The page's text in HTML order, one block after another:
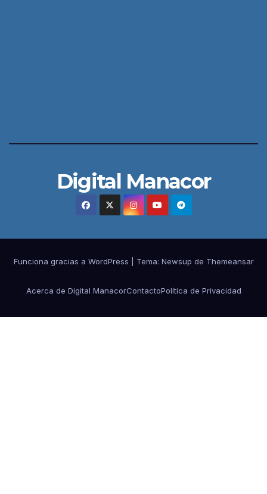
Digital Manacor
Funciona gracias a WordPress Tema: Newsup de Themeansar
Acerca de Digital ManacorContactoPolítica de Privacidad